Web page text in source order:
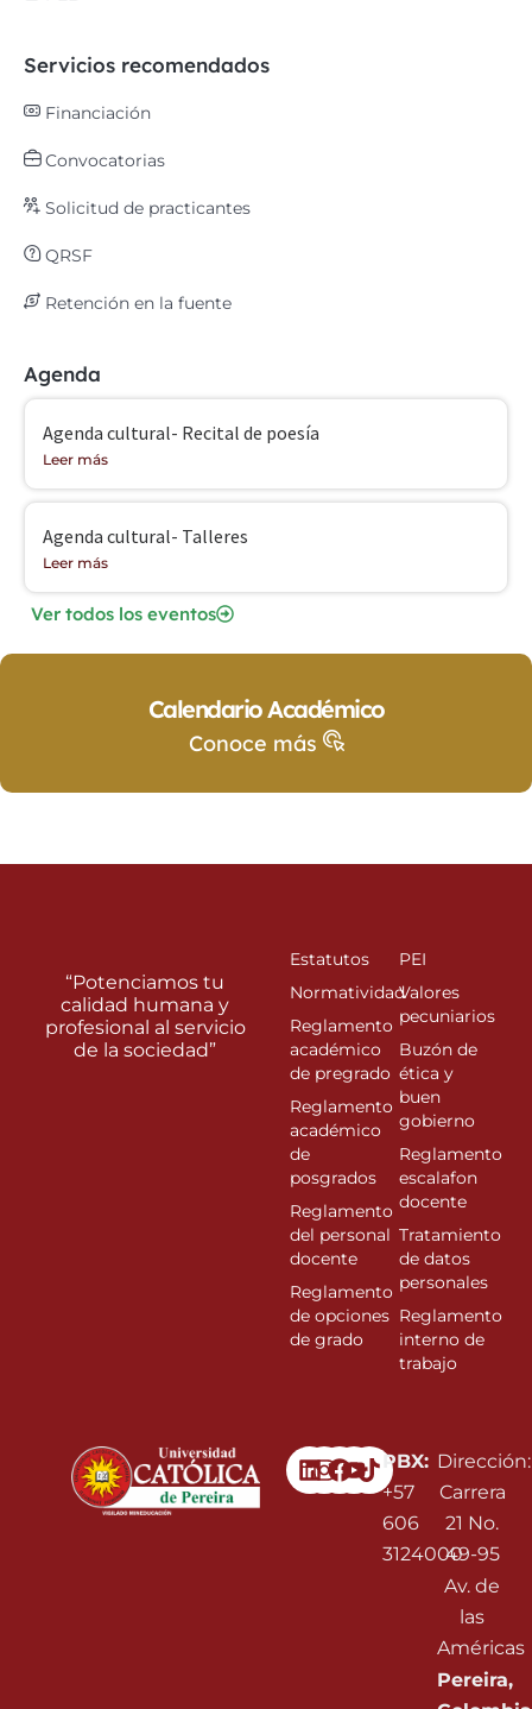
Servicios recomendados
Financiación
Convocatorias
Solicitud de practicantes
QRSF
Retención en la fuente
Agenda
Agenda cultural- Recital de poesía
Leer más
Agenda cultural- Talleres
Leer más
Ver todos los eventos
Calendario Académico
Conoce más
Linkedin
Instagram
Facebook
Youtube
PBX:
+57
606
3124000
Dirección:
Carrera
21 No.
49-95
Av. de
las
Américas
Pereira,
“Potenciamos tu
calidad humana y
profesional al servicio
de la sociedad”
Estatutos
Normatividad
Reglamento
académico
de pregrado
Reglamento
académico
de
posgrados
Reglamento
del personal
docente
Reglamento
de opciones
de grado
PEI
Valores
pecuniarios
Buzón de
ética y
buen
gobierno
Reglamento
escalafon
docente
Tratamiento
de datos
personales
Reglamento
interno de
trabajo